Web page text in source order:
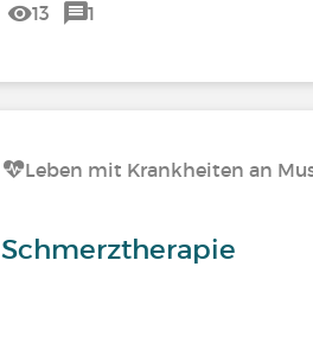
13 1
Leben mit Krankheiten an
Schmerztherapie